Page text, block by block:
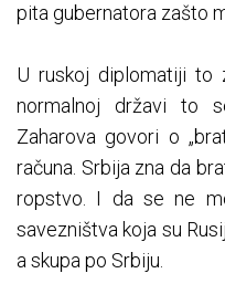
pita gubernatora zašto
U ruskoj diplomatiji to
normalnoj državi to
Zaharova govori o
računa. Srbija zna da
ropstvo. I da se ne
savezništva koja su
a skupa po Srbiju.